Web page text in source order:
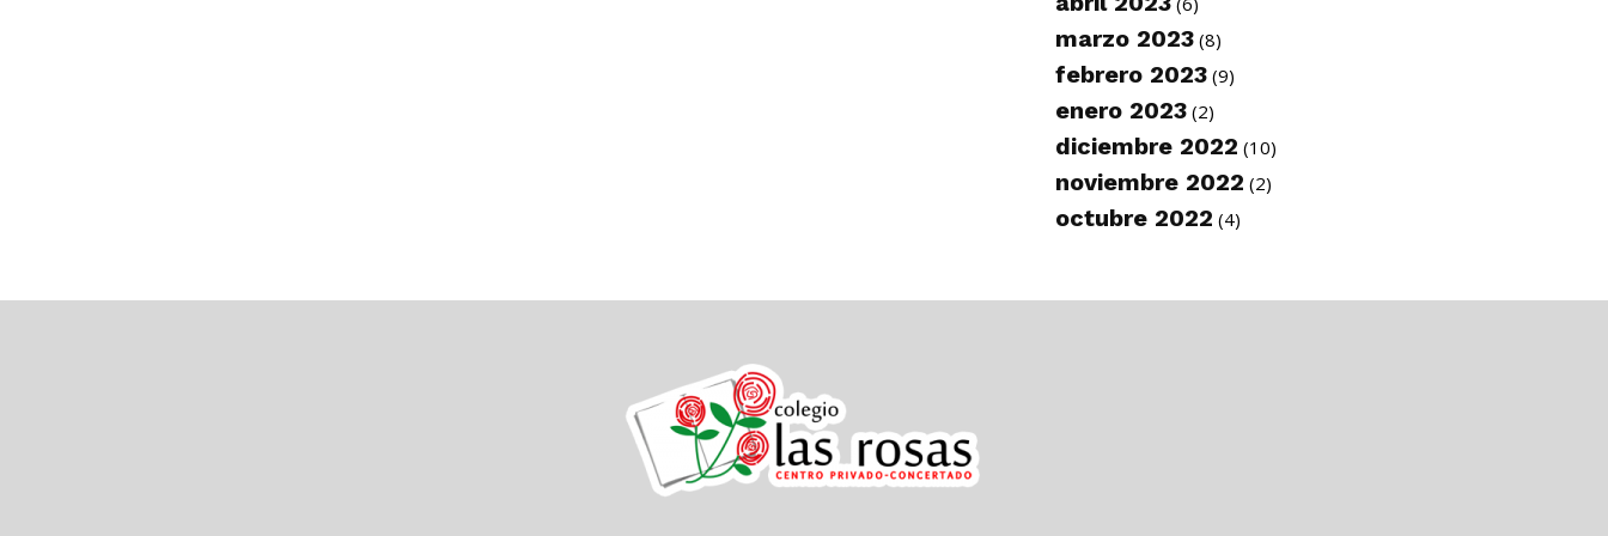
marzo 2023 (8)
febrero 2023 (9)
enero 2023 (2)
diciembre 2022 (10)
noviembre 2022 (2)
octubre 2022 (4)